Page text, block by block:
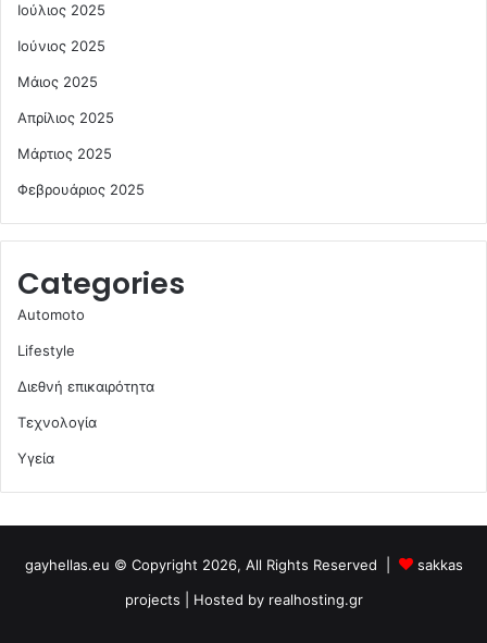
Ιούλιος 2025
Ιούνιος 2025
Μάιος 2025
Απρίλιος 2025
Μάρτιος 2025
Φεβρουάριος 2025
Categories
Automoto
Lifestyle
Διεθνή επικαιρότητα
Τεχνολογία
Υγεία
gayhellas.eu © Copyright 2026, All Rights Reserved |
sakkas
projects | Hosted by realhosting.gr